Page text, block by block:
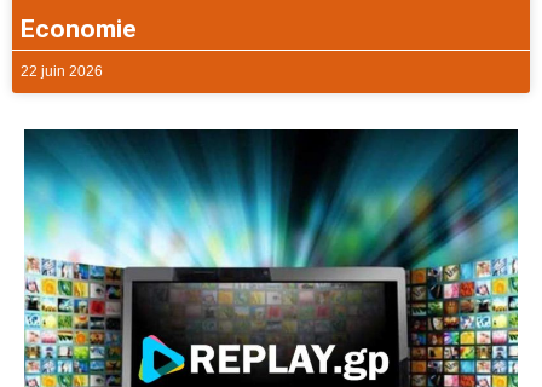
Economie
22 juin 2026